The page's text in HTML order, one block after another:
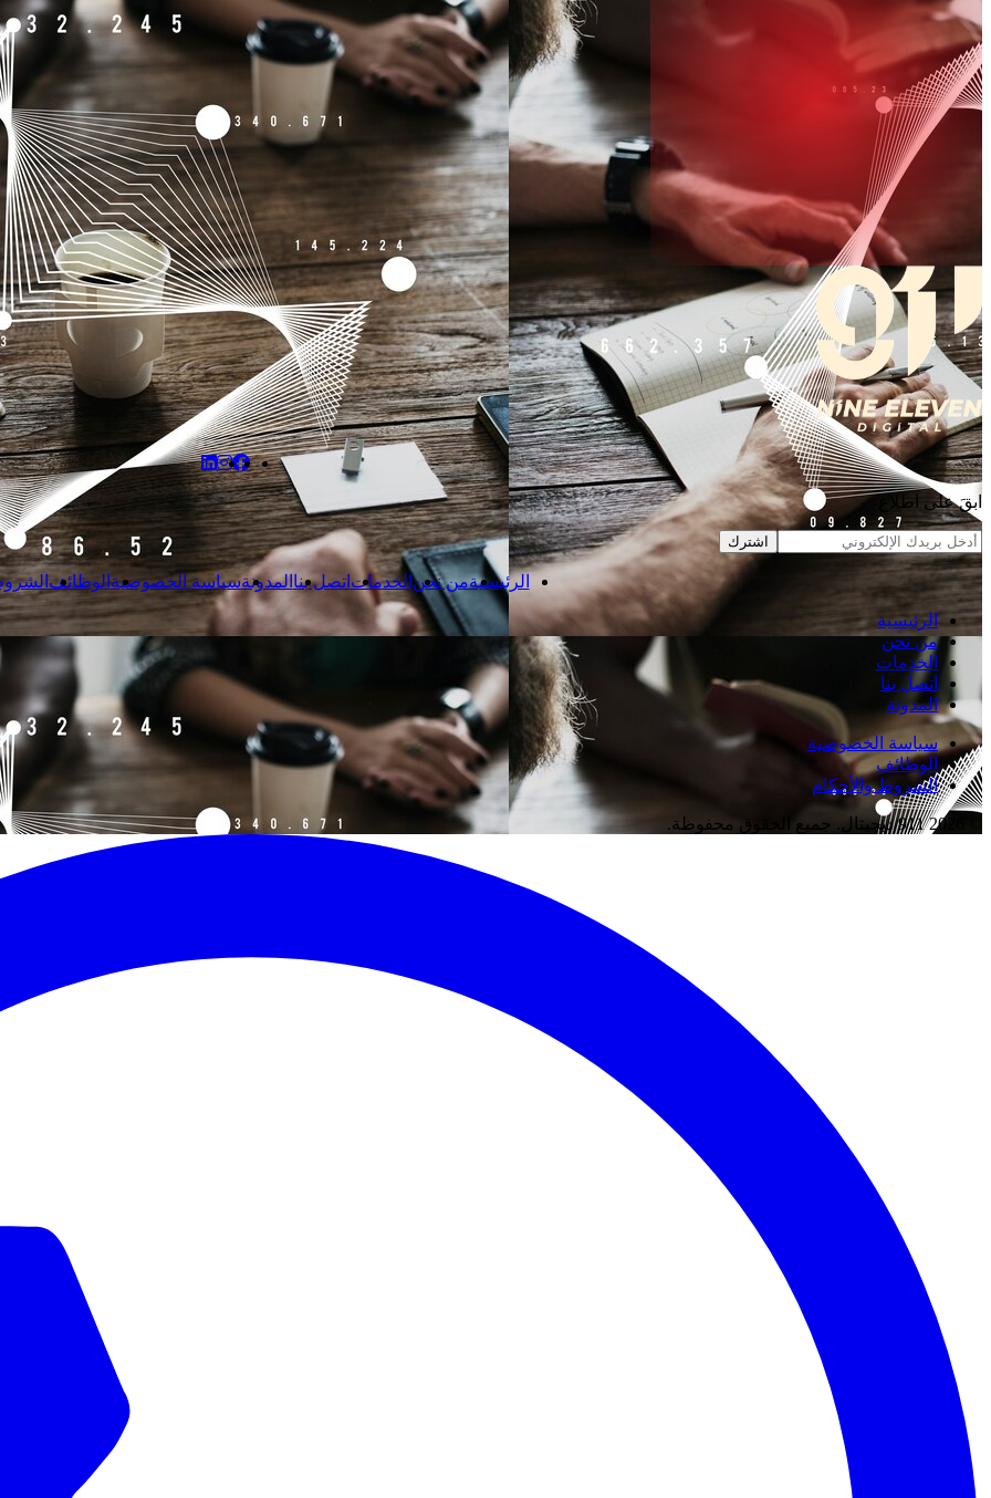
ابقَ على اطلاع
اشترك
الرئيسيةمن نحنالخدمات اتصل بنا المدونةسياسة الخصوصيةالوظائف
الرئيسية
من نحن
الخدمات
اتصل بنا
المدونة
سياسة الخصوصية
الوظائف
الشروط والأحكام